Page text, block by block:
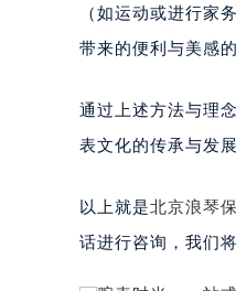
（如运动或进行家
带来的便利与美感
通过上述方法与理
表文化的传承与发
以上就是北京浪琴
话进行咨询，我们